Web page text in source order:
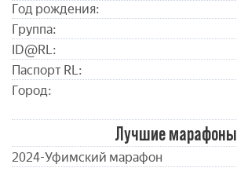
Год рождения:
Группа:
ID@RL:
Паспорт RL:
Город:
Лучшие марафоны
2024-Уфимский марафон